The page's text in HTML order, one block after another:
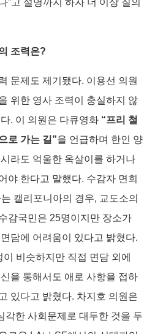
”고 설명까지 하자 더 이상 질의
조력은?
문제도 제기됐다. 이용선 의원
위한 영사 조력이 충실하지 않
. 이 의원은 다큐영화 “프리 철
로 가는 길”을 언급하며 한인 양
라도 억울한 옥살이를 하거나
야 한다고 말했다. 수감자 면회
캘리포니아의 경우, 교도소의
감국민은 25명이지만 장소가
담에 어려움이 있다고 밝혔다.
비슷하지만 직접 면담 외에
을 통해서도 애로 사항을 접하
있다고 밝혔다. 차지호 의원은
각한 사회문제로 대두한 것을 두